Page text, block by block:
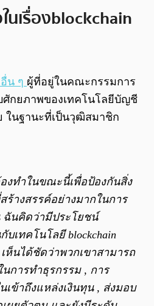
เรื่อง blockchain
น ๆ ผู้ที่อยู่ในคณะกรรมการ
กยภาพของเทคโนโลยีบัญชี
ในฐานะที่เป็นวุฒิสมาชิก
งทำในขณะนี้เพื่อป้องกันสิ่ง
ร้างสรรค์อย่างมากในการ
ฉันคิดว่ามีประโยชน์
เทคโนโลยี blockchain
เห็นได้ชัดว่าพวกเขาสามารถ
การทำธุรกรรม , การ
เข้าถึงแหล่งเงินทุน , ส่งมอบ